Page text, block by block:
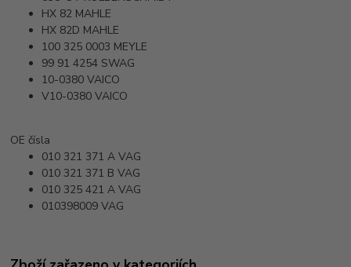
HX 82 MAHLE
HX 82D MAHLE
100 325 0003 MEYLE
99 91 4254 SWAG
10-0380 VAICO
V10-0380 VAICO
OE čísla
010 321 371 A VAG
010 321 371 B VAG
010 325 421 A VAG
010398009 VAG